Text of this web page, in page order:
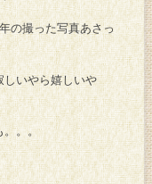
の撮った写真あさっ
しいやら嬉しいや
。。。